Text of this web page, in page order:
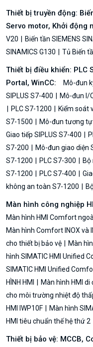
Thiết bị truyền động:
Servo motor, Khởi động
V20
Biến tần SIEMENS
SINAMICS G130
Tủ Biến
Thiết bị điều khiển: PLC
Portal, WinCC:
Mô-đun
SIPLUS S7-400
Mô-đun I/
PLC S7-1200
Kiểm soát
S7-1500
Mô-đun tương
Giao tiếp SIPLUS S7-400
S7-200
Mô-đun giao diện
S7-1200
PLC S7-300 Bộ
S7-1200
PLC S7-400
không an toàn S7-1200
Màn hình công nghiệp
Màn hình HMI Comfort
Màn hình Comfort INOX và
cho thiết bị bảo vệ
Màn
hình SIMATIC HMI Unified
SIMATIC HMI Unified
HÌNH HMI
Màn hình HMI
cho môi trường nhiệt độ
HMI IWP10F
Màn hình
HMI tiêu chuẩn thế hệ thứ 2
Thiết bị bảo vệ: MCCB,